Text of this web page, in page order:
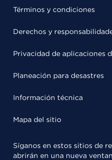
Términos y condiciones
Derechos y
Privacidad de aplicaciones
Planeación para desastres
Información técnica
Mapa del sitio
Síganos en estos sitios de
abrirán en una nueva